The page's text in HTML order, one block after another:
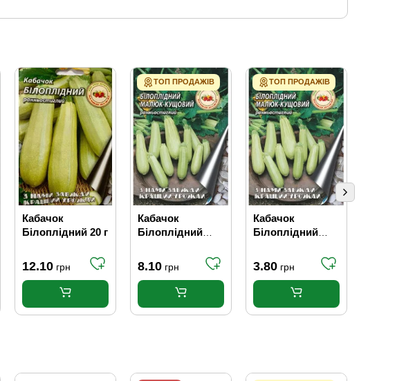
Кабачок
Білоплідний 20 г
12.10 грн
ТОП ПРОДАЖІВ
Кабачок
Білоплідний
8.10 грн
ТОП ПРОДАЖІВ
Кабачок
Білоплідний
3.80 грн